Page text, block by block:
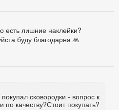
есть лишние наклейки?
буду благодарна 🙏
сковородки - вопрос к
по качеству?Стоит покупать?